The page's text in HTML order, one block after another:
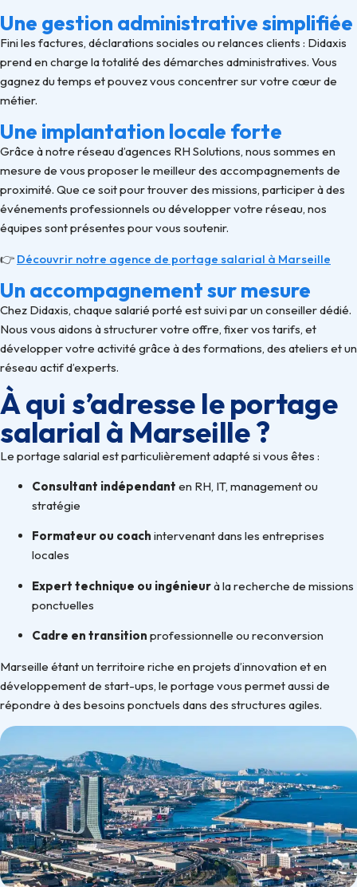
Une gestion administrative simplifiée
Fini les factures, déclarations sociales ou relances clients : Didaxis
prend en charge la totalité des démarches administratives. Vous
gagnez du temps et pouvez vous concentrer sur votre cœur de
métier.
Une implantation locale forte
Grâce à notre réseau d’agences RH Solutions, nous sommes en
mesure de vous proposer le meilleur des accompagnements de
proximité. Que ce soit pour trouver des missions, participer à des
événements professionnels ou développer votre réseau, nos
équipes sont présentes pour vous soutenir.
👉 Découvrir notre agence de portage salarial à Marseille
Un accompagnement sur mesure
Chez Didaxis, chaque salarié porté est suivi par un conseiller dédié.
Nous vous aidons à structurer votre offre, fixer vos tarifs, et
développer votre activité grâce à des formations, des ateliers et un
réseau actif d’experts.
À qui s’adresse le portage
salarial à Marseille ?
Le portage salarial est particulièrement adapté si vous êtes :
Consultant indépendant en RH, IT, management ou
stratégie
Formateur ou coach intervenant dans les entreprises
locales
Expert technique ou ingénieurà la recherche de missions
ponctuelles
Cadre en transition professionnelle ou reconversion
Marseille étant un territoire riche en projets d’innovation et en
développement de start-ups, le portage vous permet aussi de
répondre à des besoins ponctuels dans des structures agiles.